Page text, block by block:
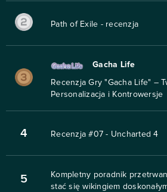
Path of Exile - recenzja
Gacha Life
Recenzja Gry "Gacha Life" –
Personalizacja i Kontrowersje
4 Recenzja #07 - Uncharted 4
5
Kompletny poradnik
stać się wikingiem